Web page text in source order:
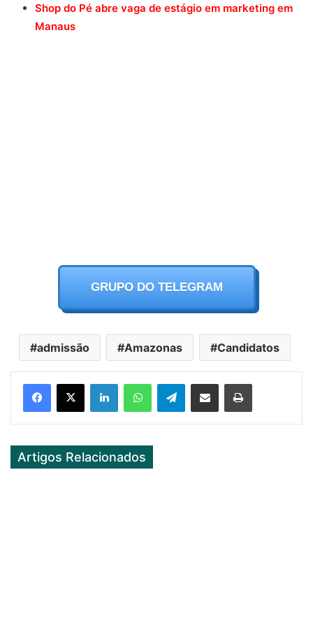
Shop do Pé abre vaga de estágio em marketing em
Manaus
GRUPO DO TELEGRAM
admissão Amazonas Candidatos
Telegram
Artigos Relacionados